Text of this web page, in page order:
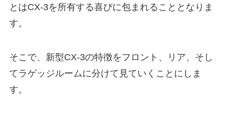
とはCX-3を所有する喜びに包まれることとなりま
す。
そこで、新型CX-3の特徴をフロント、リア、そし
てラゲッジルームに分けて見ていくことにしま
す。